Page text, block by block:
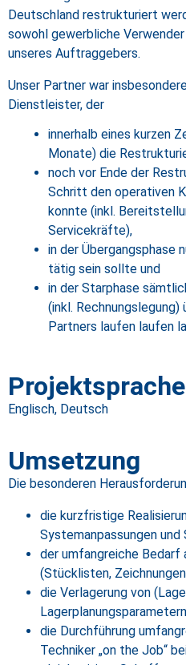
Deutschland restrukturiert
sowohl gewerbliche
unseres Auftraggebers.
Unser Partner war
Dienstleister, der
innerhalb eines kurzen
Monate) die
noch vor Ende der
Schritt den operativen
konnte (inkl.
Servicekräfte),
in der Übergangsphase
tätig sein sollte und
in der Starphase
(inkl.
Partners laufen laufen
Projektsprache
Englisch, Deutsch
Umsetzung
Die besonderen
die kurzfristige
Systemanpassungen
der umfangreiche
(Stücklisten,
die Verlagerung von
die Durchführung
Techniker „on the Job“